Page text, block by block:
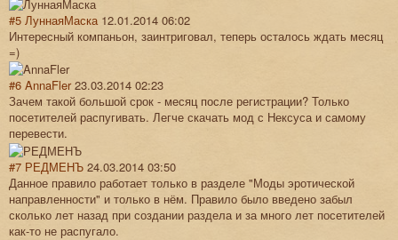
#5 ЛуннаяМаска 12.01.2014 06:02
Интересный компаньон, заинтриговал, теперь осталось ждать месяц
=)
#6 AnnaFler 23.03.2014 02:23
Зачем такой большой срок - месяц после регистрации? Только
посетителей распугивать. Легче скачать мод с Нексуса и самому
перевести.
#7 РЕДМЕНЪ 24.03.2014 03:50
Данное правило работает только в разделе "Моды эротической
направленности" и только в нём. Правило было введено забыл
сколько лет назад при создании раздела и за много лет посетителей
как-то не распугало.